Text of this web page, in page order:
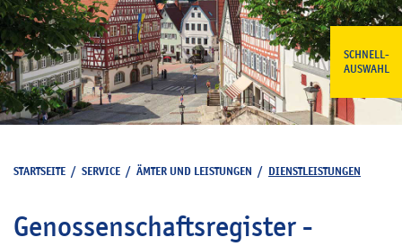
SCHNELL-
AUSWAHL
STARTSEITE / SERVICE / ÄMTER UND LEISTUNGEN / DIENSTLEISTUNGEN
Genossenschaftsregister -